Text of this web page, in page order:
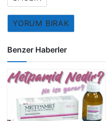
YORUM BIRAK
Benzer Haberler